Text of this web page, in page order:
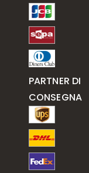
PARTNER DI
CONSEGNA